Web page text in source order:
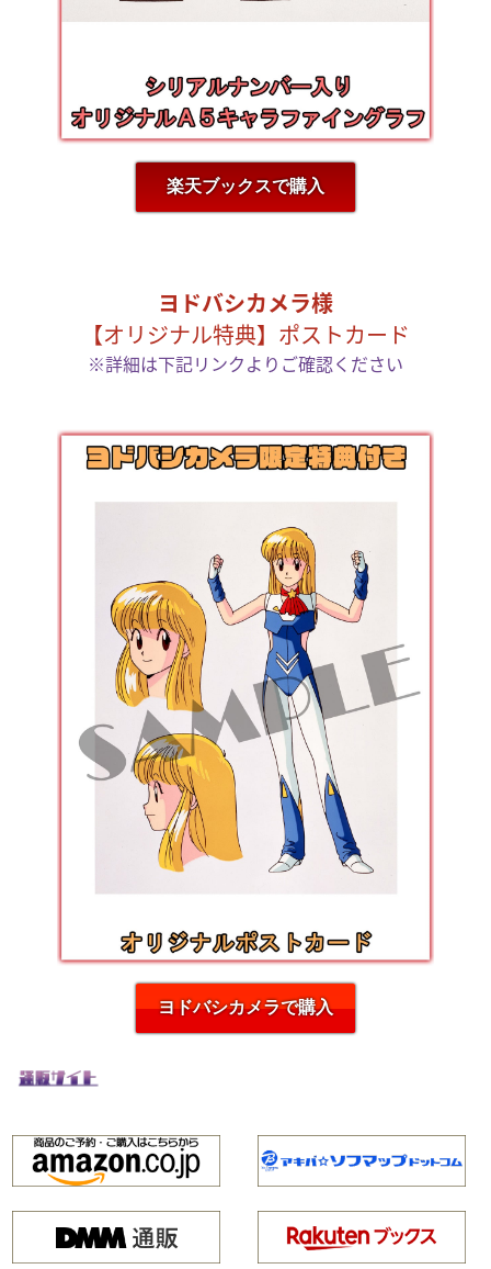
楽天ブックスで購入
ヨドバシカメラ様
【オリジナル特典】ポストカード
※詳細は下記リンクよりご確認ください
ヨドバシカメラで購入